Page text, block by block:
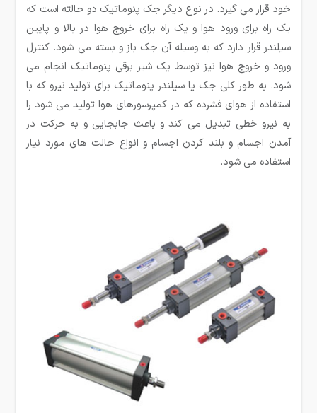
خود قرار می گیرد. در نوع دیگر جک پنوماتیک دو حالته است که
یک راه برای ورود هوا و یک راه برای خروج هوا در بالا و پایین
سیلندر قرار دارد که به وسیله آن جک باز و بسته می شود. کنترل
ورود و خروج هوا نیز توسط یک شیر برقی پنوماتیک انجام می
شود. به طور کلی جک یا سیلندر پنوماتیک برای تولید نیرو که با
استفاده از هوای فشرده که در کمپرسورهای هوا تولید می شود را
به نیرو خطی تبدیل می کند و باعث جابجایی و به حرکت در
آمدن اجسام و بلند کردن اجسام و انواع حالت های مورد نیاز
استفاده می شود.